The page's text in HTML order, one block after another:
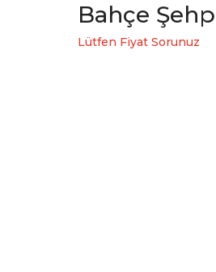
Bahçe
Lütfen Fiyat Sorunuz